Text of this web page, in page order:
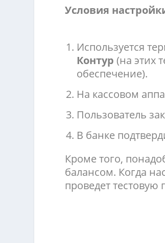
Условия
Используется
Контур (на этих
обеспечение).
На кассовом
Пользователь
В банке
Кроме того,
балансом. Когда
проведет тестовую